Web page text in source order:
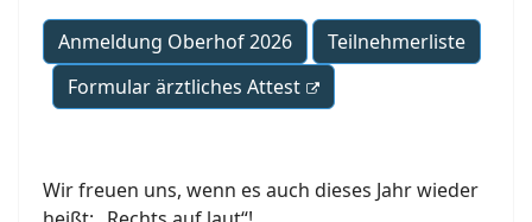
Anmeldung Oberhof 2026
Teilnehmerliste
Formular ärztliches Attest
Wir freuen uns, wenn es auch dieses Jahr wieder